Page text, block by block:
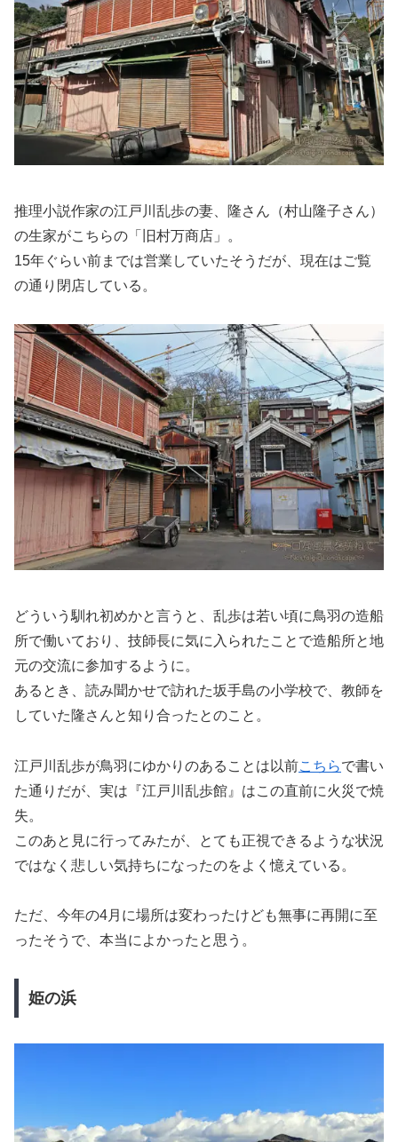
推理小説作家の江戸川乱歩の妻、隆さん（村山隆子さん）
の生家がこちらの「旧村万商店」。
15年ぐらい前までは営業していたそうだが、現在はご覧
の通り閉店している。
どういう馴れ初めかと言うと、乱歩は若い頃に鳥羽の造船
所で働いており、技師長に気に入られたことで造船所と地
元の交流に参加するように。
あるとき、読み聞かせで訪れた坂手島の小学校で、教師を
していた隆さんと知り合ったとのこと。
江戸川乱歩が鳥羽にゆかりのあることは以前こちらで書い
た通りだが、実は『江戸川乱歩館』はこの直前に火災で焼
失。
このあと見に行ってみたが、とても正視できるような状況
ではなく悲しい気持ちになったのをよく憶えている。
ただ、今年の4月に場所は変わったけども無事に再開に至
ったそうで、本当によかったと思う。
姫の浜